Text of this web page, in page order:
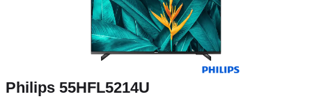
Philips 55HFL5214U